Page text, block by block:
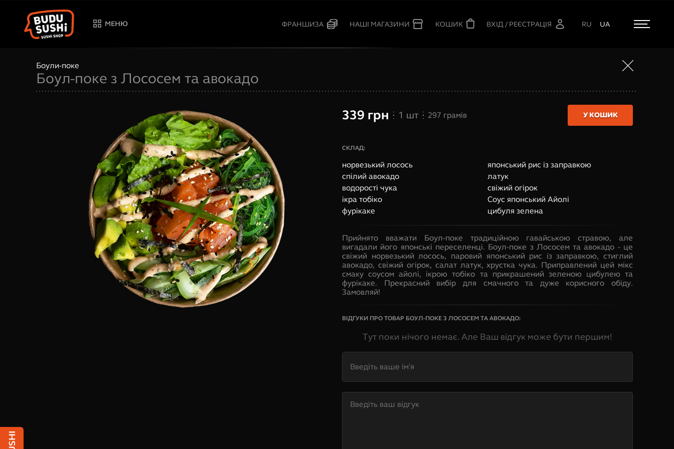
МЕНЮ ФРАНШИЗА НАШІ МАГАЗИНИ КОШИК ВХІД / РЕЄСТРАЦІЯ RU UA
Боули-поке
Боул-поке з Лососем та авокадо
339 грн 1 шт 297 грамів У КОШИК
СКЛАД:
норвезький лосось
японський рис із заправкою
спілий авокадо
латук
водорості чука
свіжий огірок
ікра тобіко
Соус японський Айолі
фурікаке
цибуля зелена
Прийнято вважати Боул-поке традиційною гавайською стравою, але
вигадали його японські переселенці. Боул-поке з Лососем та авокадо - це
свіжий норвезький лосось, паровий японський рис із заправкою, стиглий
авокадо, свіжий огірок, салат латук, хрустка чука. Приправлений цей мікс
смаку соусом айолі, ікрою тобіко та прикрашений зеленою цибулею та
фурікаке. Прекрасний вибір для смачного та дуже корисного обіду.
Замовляй!
ВІДГУКИ ПРО ТОВАР БОУЛ-ПОКЕ З ЛОСОСЕМ ТА АВОКАДО:
Тут поки нічого немає. Але Ваш відгук може бути першим!